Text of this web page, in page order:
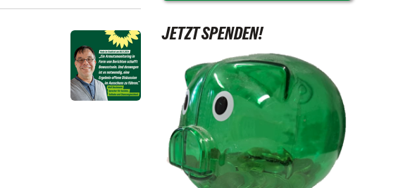
JETZT SPENDEN!